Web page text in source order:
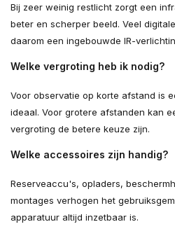
Bij zeer weinig restlicht zorgt een
beter en scherper beeld. Veel
daarom een ingebouwde IR-
Welke vergroting heb ik nodig?
Voor observatie op korte afstand is
ideaal. Voor grotere afstanden kan
vergroting de betere keuze zijn.
Welke accessoires zijn handig?
Reserveaccu's, opladers,
montages verhogen het
apparatuur altijd inzetbaar is.